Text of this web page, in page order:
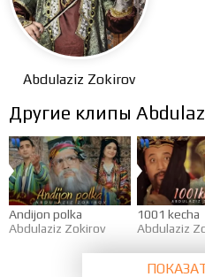
Abdulaziz Zokirov
Другие клипы
Andijon polka
Abdulaziz Zokirov
1001 kecha
Abdulaziz